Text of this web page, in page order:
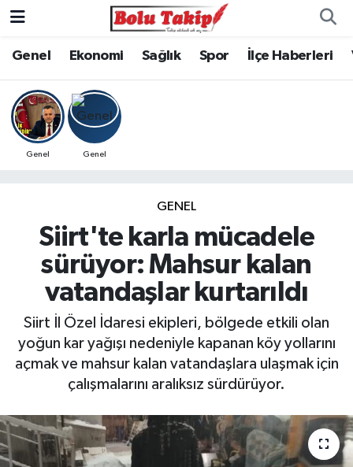
Genel Ekonomi Sağlık Spor İlçe Haberleri
Genel Genel
GENEL
Siirt'te karla mücadele
sürüyor: Mahsur kalan
vatandaşlar kurtarıldı
Siirt İl Özel İdaresi ekipleri, bölgede etkili olan
yoğun kar yağışı nedeniyle kapanan köy yollarını
açmak ve mahsur kalan vatandaşlara ulaşmak için
çalışmalarını aralıksız sürdürüyor.